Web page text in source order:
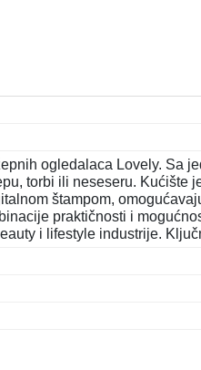
ogledalaca Lovely. Sa
torbi ili neseseru. Kućište
štampom,
praktičnosti i
i lifestyle industrije.